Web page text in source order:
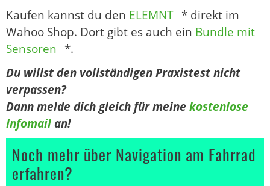
Kaufen kannst du den ELEMNT * direkt im
Wahoo Shop. Dort gibt es auch ein Bundle mit
Sensoren *.
Du willst den vollständigen Praxistest nicht
verpassen?
Dann melde dich gleich für meine kostenlose
Infomailan!
Noch mehr über Navigation am Fahrrad
erfahren?